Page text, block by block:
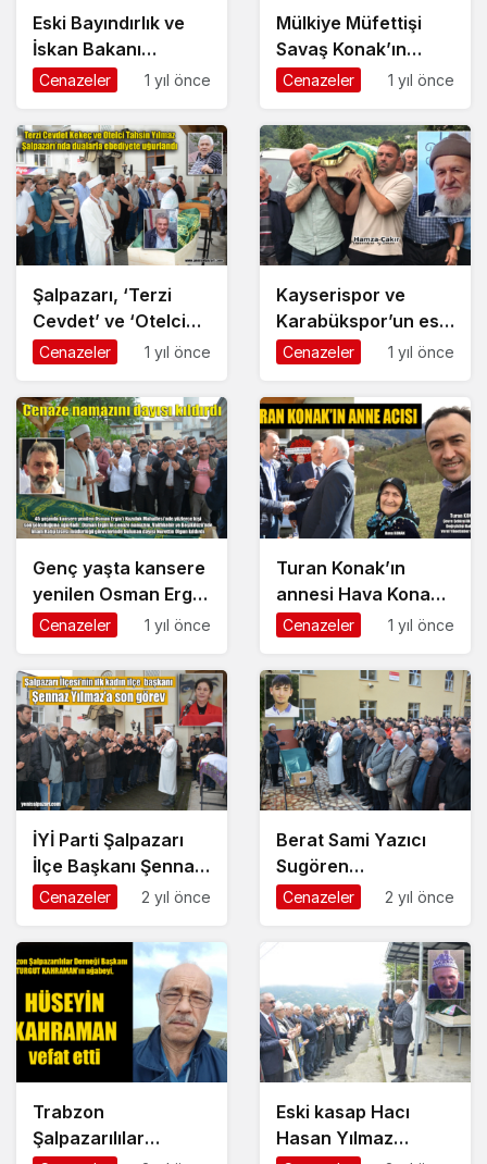
Eski Bayındırlık ve
İskan Bakanı
Mustafa Demir
Şalpazarı’nda
ebediyete uğurlandı
Cenazeler 1 yıl önce
Mülkiye Müfettişi
Savaş Konak’ın
annesi Hava
toprağa verildi
Cenazeler 1 yıl önce
Şalpazarı, ‘Terzi
Cevdet’ ve ‘Otelci
Tahsin’i kaybetti
Cenazeler 1 yıl önce
Kayserispor ve
Karabükspor’un eski
futbolcusu Hamza
Cenazeler 1 yıl önce
Genç yaşta kansere
yenilen Osman Ergin
Kuzuluk’ta
Cenazeler 1 yıl önce
Turan Konak’ın
annesi Hava Konak
Şalpazarı’nda
Cenazeler 1 yıl önce
İYİ Parti Şalpazarı
İlçe Başkanı Şennaz
Yılmaz dualarla
Cenazeler 2 yıl önce
Berat Sami Yazıcı
Sugören
Mahallesi’nde göz
Cenazeler 2 yıl önce
Trabzon
Şalpazarılılar
Eski kasap Hacı
Hasan Yılmaz